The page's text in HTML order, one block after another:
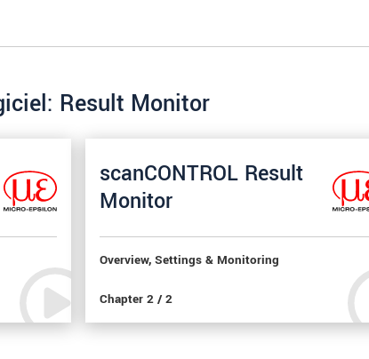
Result Monitor
scanCONTROL Result
Monitor
Overview, Settings & Monitoring
Chapter 2 / 2